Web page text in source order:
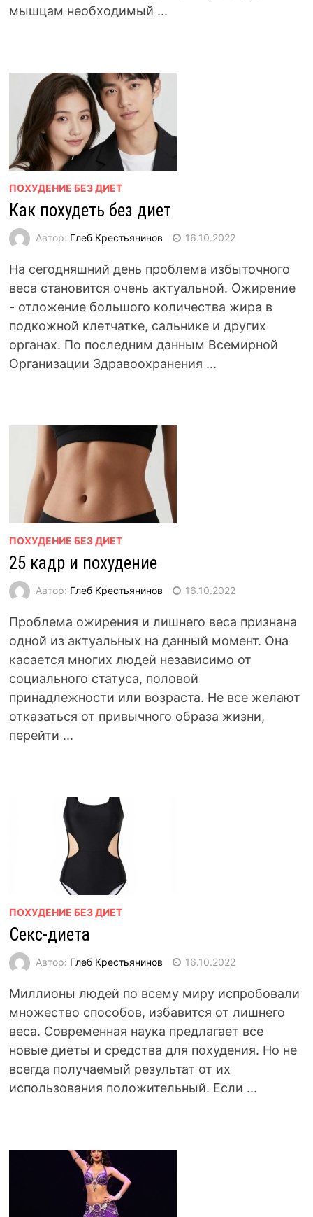
мышцам необходимый ...
ПОХУДЕНИЕ БЕЗ ДИЕТ
Как похудеть без диет
Автор: Глеб Крестьянинов 16.10.2022
На сегодняшний день проблема избыточного
веса становится очень актуальной. Ожирение
- отложение большого количества жира в
подкожной клетчатке, сальнике и других
органах. По последним данным Всемирной
Организации Здравоохранения ...
ПОХУДЕНИЕ БЕЗ ДИЕТ
25 кадр и похудение
Автор: Глеб Крестьянинов 16.10.2022
Проблема ожирения и лишнего веса признана
одной из актуальных на данный момент. Она
касается многих людей независимо от
социального статуса, половой
принадлежности или возраста. Не все желают
отказаться от привычного образа жизни,
перейти ...
ПОХУДЕНИЕ БЕЗ ДИЕТ
Секс-диета
Автор: Глеб Крестьянинов 16.10.2022
Миллионы людей по всему миру испробовали
множество способов, избавится от лишнего
веса. Современная наука предлагает все
новые диеты и средства для похудения. Но не
всегда получаемый результат от их
использования положительный. Если ...